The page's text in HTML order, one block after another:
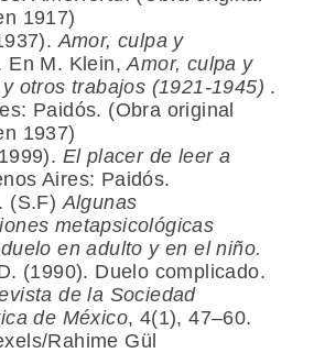
1917)
Amor, culpa y
En M. Klein,Amor, culpa y
otros trabajos (1921-1945) .
Paidós. (Obra original
1937)
El placer de leer a
Aires: Paidós.
(S.F) Algunas
metapsicológicas
en adulto y en el niño.
(1990). Duelo complicado.
de la Sociedad
de México, 4(1), 47–60.
Rahime Gül